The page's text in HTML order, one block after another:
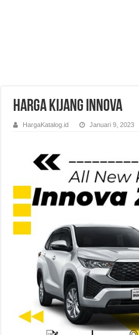
Harga Kijang Innova
HargaKatalog.id Januari 9, 2023